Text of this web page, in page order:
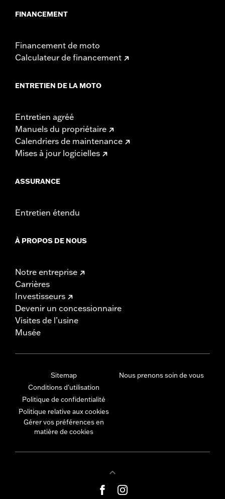
FINANCEMENT
Financement de moto
Calculateur de financement
ENTRETIEN DE LA MOTO
Entretien agréé
Manuels du propriétaire
Calendriers de maintenance
Mises à jour logicielles
ASSURANCE
Entretien étendu
À PROPOS DE NOUS
Notre entreprise
Carrières
Investisseurs
Devenir un concessionnaire
Visites de l’usine
Musée
Sitemap
Conditions d'utilisation
Politique de confidentialité
Politique relative aux cookies
Gérer vos préférences en
matière de cookies
Nous prenons soin de vous